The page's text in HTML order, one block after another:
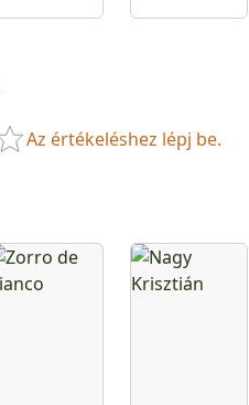
Az értékeléshez lépj be.